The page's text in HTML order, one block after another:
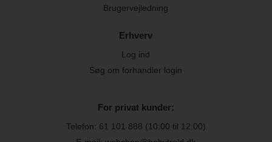
Brugervejledning
Erhverv
Log ind
Søg om forhandler login
For privat kunder:
Telefon: 61 101 888 (10:00 til 12:00)